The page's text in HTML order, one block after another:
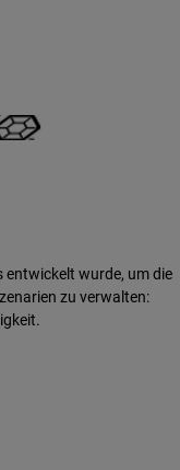
entwickelt wurde, um die
zu verwalten: